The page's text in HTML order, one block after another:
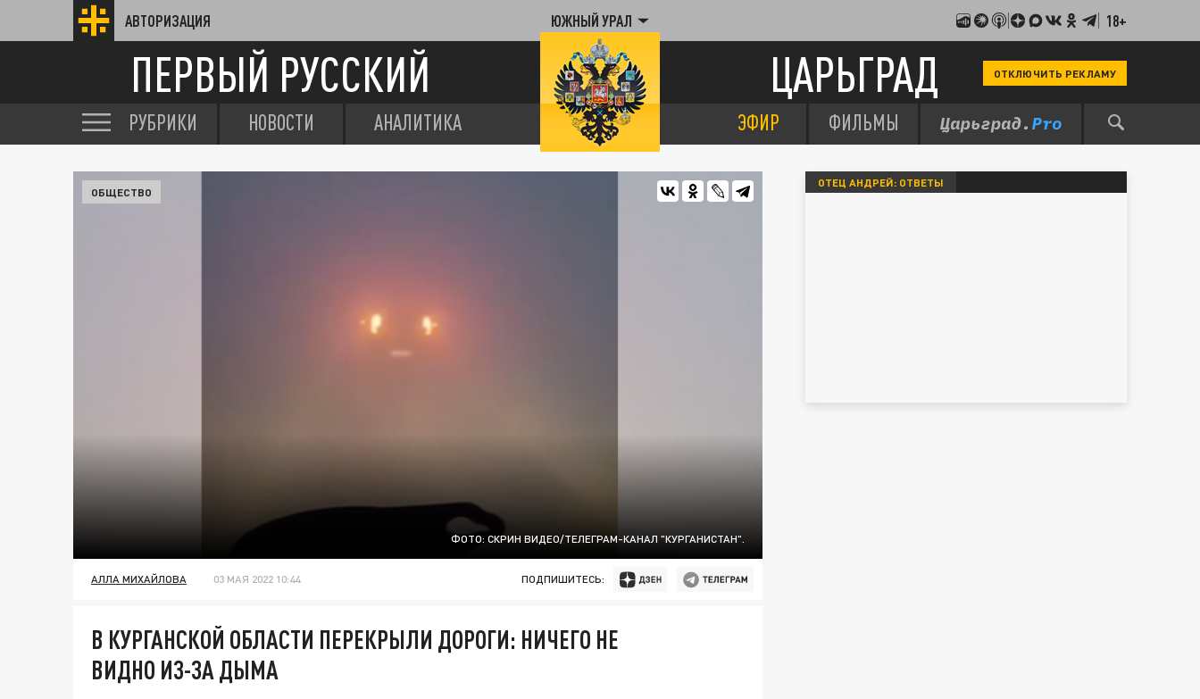
АВТОРИЗАЦИЯ ЮЖНЫЙ УРАЛ 18+
ПЕРВЫЙ РУССКИЙ ЦАРЬГРАД ОТКЛЮЧИТЬ РЕКЛАМУ
РУБРИКИ НОВОСТИ АНАЛИТИКА ЭФИР ФИЛЬМЫ
ФОТО: СКРИН ВИДЕО/ТЕЛЕГРАМ-КАНАЛ "КУРГАНИСТАН".
ОБЩЕСТВО
АЛЛА МИХАЙЛОВА 03 МАЯ 2022 10:44 ПОДПИШИТЕСЬ:
В КУРГАНСКОЙ ОБЛАСТИ ПЕРЕКРЫЛИ ДОРОГИ: НИЧЕГО НЕ
ВИДНО ИЗ-ЗА ДЫМА
ОТЕЦ АНДРЕЙ: ОТВЕТЫ